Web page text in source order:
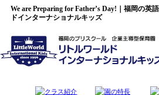
We are Preparing for Father’s Day!｜福岡の
ドインターナショナルキッズ